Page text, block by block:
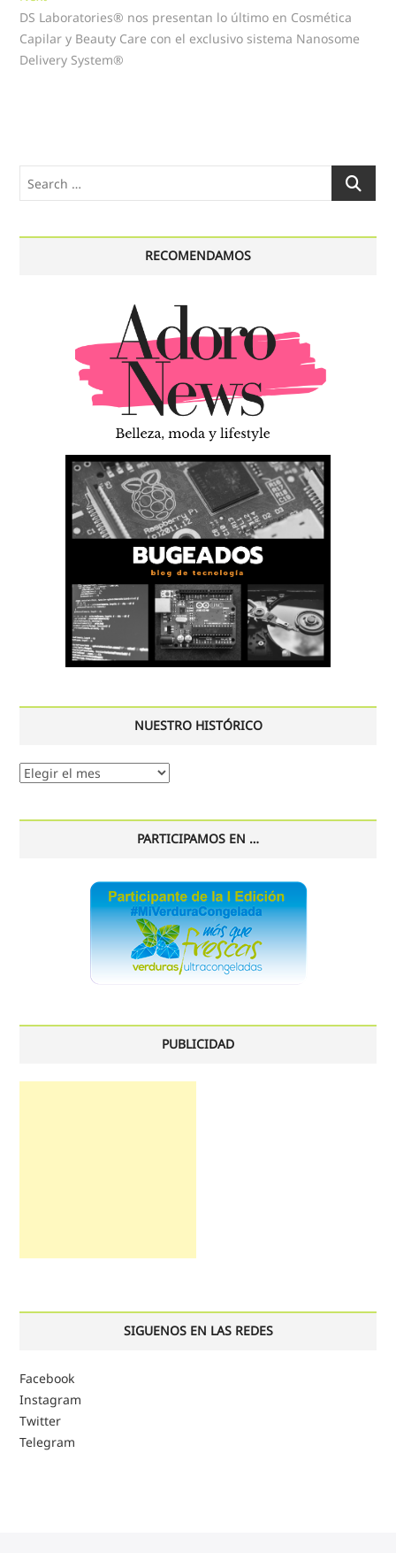
entradas
post:
DS Laboratories® nos presentan lo último en Cosmética
Capilar y Beauty Care con el exclusivo sistema Nanosome
Delivery System®
Search
…
RECOMENDAMOS
NUESTRO HISTÓRICO
Nuestro
PARTICIPAMOS EN …
PUBLICIDAD
SIGUENOS EN LAS REDES
Facebook
Instagram
Twitter
Telegram